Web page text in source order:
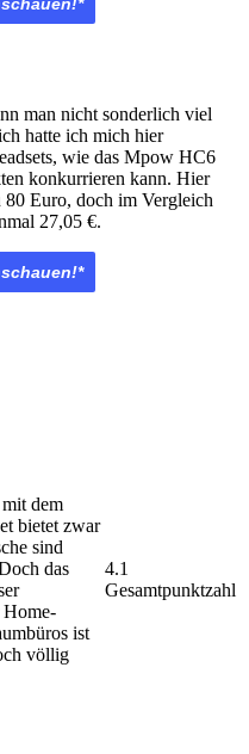
man nicht sonderlich viel
hatte ich mich hier
wie das Mpow HC6
konkurrieren kann. Hier
Euro, doch im Vergleich
27,05 €.
dem
bietet zwar
sind
das
Home-
ist
völlig
4.1
Gesamtpunktzahl